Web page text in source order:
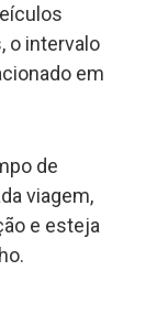
o intervalo
em
de
viagem,
e esteja